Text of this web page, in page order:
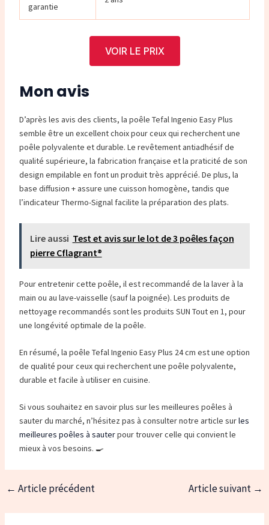
garantie
VOIR LE PRIX
Mon avis
D’après les avis des clients, la poêle Tefal Ingenio Easy Plus
semble être un excellent choix pour ceux qui recherchent une
poêle polyvalente et durable. Le revêtement antiadhésif de
qualité supérieure, la fabrication française et la praticité de son
design empilable en font un produit très apprécié. De plus, la
base diffusion + assure une cuisson homogène, tandis que
l’indicateur Thermo-Signal facilite la préparation des plats.
Lire aussi Test et avis sur le lot de 3 poêles façon
pierre Cflagrant®
Pour entretenir cette poêle, il est recommandé de la laver à la
main ou au lave-vaisselle (sauf la poignée). Les produits de
nettoyage recommandés sont les produits SUN Tout en 1, pour
une longévité optimale de la poêle.
En résumé, la poêle Tefal Ingenio Easy Plus 24 cm est une option
de qualité pour ceux qui recherchent une poêle polyvalente,
durable et facile à utiliser en cuisine.
Si vous souhaitez en savoir plus sur les meilleures poêles à
sauter du marché, n’hésitez pas à consulter notre article surles
meilleures poêles à sauterpour trouver celle qui convient le
mieux à vos besoins. 🍳
Navigation
articles
← Article précédent Article suivant →